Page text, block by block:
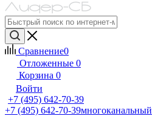
Сравнение0
Отложенные 0
Корзина 0
Войти
+7 (495) 642-70-39
+7 (495) 642-70-39многоканальный